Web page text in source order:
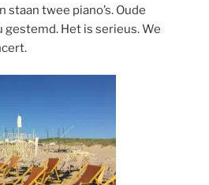
twee piano’s. Oude
gestemd. Het is serieus. We